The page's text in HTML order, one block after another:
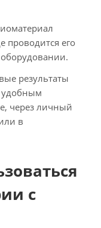
проводится его
результаты
удобным
через личный
в
с